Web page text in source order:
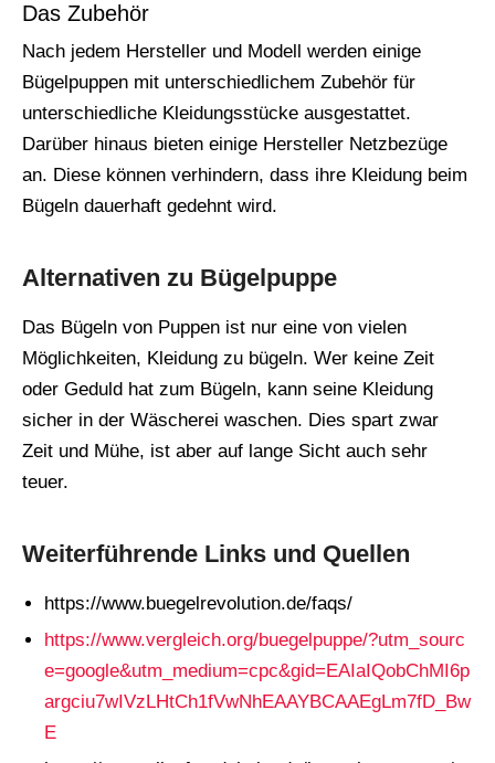
Das Zubehör
Nach jedem Hersteller und Modell werden einige
Bügelpuppen mit unterschiedlichem Zubehör für
unterschiedliche Kleidungsstücke ausgestattet.
Darüber hinaus bieten einige Hersteller Netzbezüge
an. Diese können verhindern, dass ihre Kleidung beim
Bügeln dauerhaft gedehnt wird.
Alternativen zu Bügelpuppe
Das Bügeln von Puppen ist nur eine von vielen
Möglichkeiten, Kleidung zu bügeln. Wer keine Zeit
oder Geduld hat zum Bügeln, kann seine Kleidung
sicher in der Wäscherei waschen. Dies spart zwar
Zeit und Mühe, ist aber auf lange Sicht auch sehr
teuer.
Weiterführende Links und Quellen
https://www.buegelrevolution.de/faqs/
https://www.vergleich.org/buegelpuppe/?utm_sourc
e=google&utm_medium=cpc&gid=EAIaIQobChMI6p
argciu7wIVzLHtCh1fVwNhEAAYBCAAEgLm7fD_Bw
E